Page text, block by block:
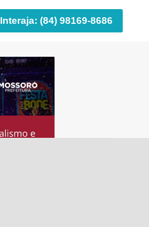
Interaja: (84) 98169-8686